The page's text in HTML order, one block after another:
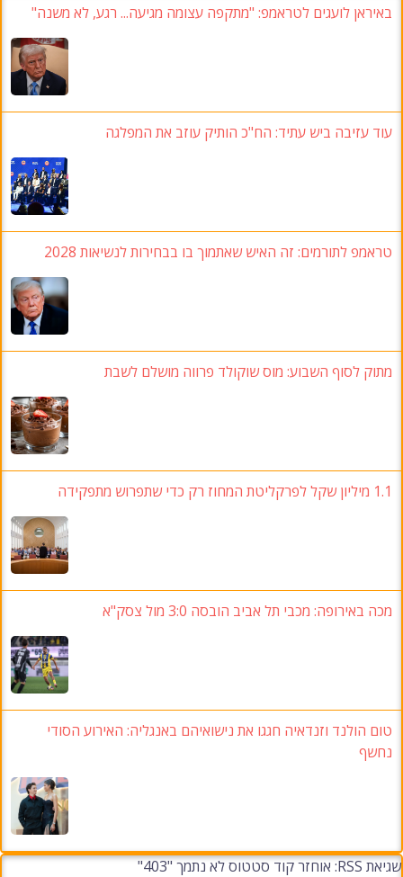
באיראן לועגים לטראמפ: "מתקפה עצומה מגיעה... רגע, לא משנה"
עוד עזיבה ביש עתיד: הח"כ הותיק עוזב את המפלגה
טראמפ לתורמים: זה האיש שאתמוך בו בבחירות לנשיאות 2028
מתוק לסוף השבוע: מוס שוקולד פרווה מושלם לשבת
1.1 מיליון שקל לפרקליטת המחוז רק כדי שתפרוש מתפקידה
מכה באירופה: מכבי תל אביב הובסה 3:0 מול צסק"א
טום הולנד וזנדאיה חגגו את נישואיהם באנגליה: האירוע הסודי
נחשף
שגיאת RSS: אוחזר קוד סטטוס לא נתמך "403"